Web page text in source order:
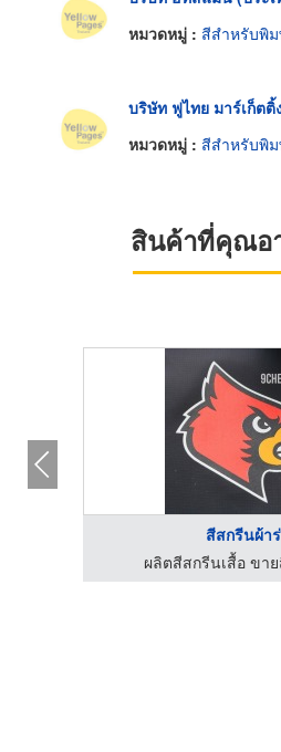
หมวดหมู่ : สีสำหรับพิ
บริษัท ฟูไทย มาร์เก็ตติ้
หมวดหมู่ : สีสำหรับพิ
สินค้าที่คุณอ
สีสกรีนผ้า
ผลิตสีสกรีนเสื้อ ขา